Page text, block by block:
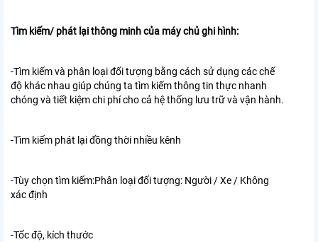
Tìm kiếm/ phát lại thông minh của máy chủ ghi hình:
-Tìm kiếm và phân loại đối tượng bằng cách sử dụng các chế
độ khác nhau giúp chúng ta tìm kiếm thông tin thực nhanh
chóng và tiết kiệm chi phí cho cả hệ thống lưu trữ và vận hành.
-Tìm kiếm phát lại đồng thời nhiều kênh
-Tùy chọn tìm kiếm:Phân loại đối tượng: Người / Xe / Không
xác định
-Tốc độ, kích thước